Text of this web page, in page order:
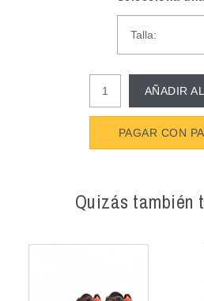
AÑADIR
PAGAR CON
Quizás también